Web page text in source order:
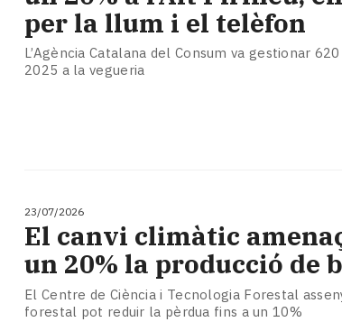
per la llum i el telèfon
L’Agència Catalana del Consum va gestionar
2025 a la vegueria
23/07/2026
El canvi climàtic
un 20% la producció de
El Centre de Ciència i Tecnologia Forestal
forestal pot reduir la pèrdua fins a un 10%